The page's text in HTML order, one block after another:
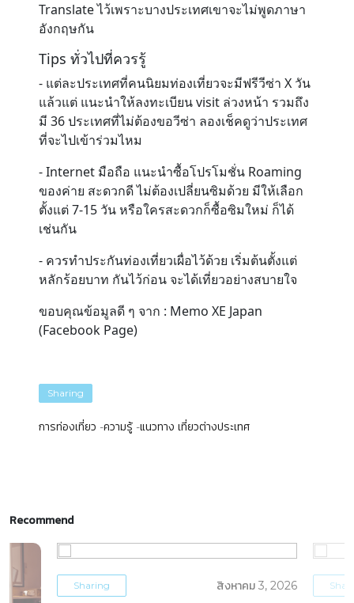
Translate ไว้เพราะบางประเทศเขาจะไม่พูดภาษา
อังกฤษกัน
Tips ทั่วไปที่ควรรู้
- แต่ละประเทศที่คนนิยมท่องเที่ยวจะมีฟรีวีซ่า X วัน
แล้วแต่ แนะนำให้ลงทะเบียน visit ล่วงหน้า รวมถึง
มี 36 ประเทศที่ไม่ต้องขอวีซ่า ลองเช็คดูว่าประเทศ
ที่จะไปเข้าร่วมไหม
- Internet มือถือ แนะนำซื้อโปรโมชั่น Roaming
ของค่าย สะดวกดี ไม่ต้องเปลี่ยนซิมด้วย มีให้เลือก
ตั้งแต่ 7-15 วัน หรือใครสะดวกก็ซื้อซิมใหม่ ก็ได้
เช่นกัน
- ควรทำประกันท่องเที่ยวเผื่อไว้ด้วย เริ่มต้นตั้งแต่
หลักร้อยบาท กันไว้ก่อน จะได้เที่ยวอย่างสบายใจ
ขอบคุณข้อมูลดี ๆ จาก : Memo XE Japan
(Facebook Page)
Sharing
การท่องเที่ยว ความรู้ แนวทาง เที่ยวต่างประเทศ
Recommend
Sharing สิงหาคม 3, 2026